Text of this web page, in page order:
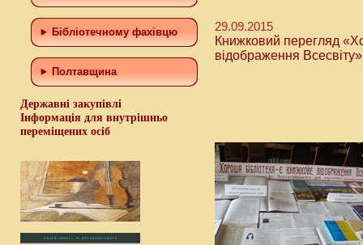
Бiблiотечному фахiвцю
Полтавщина
Державні закупівлі
Інформація для внутрішньо
переміщених осіб
29.09.2015
Книжковий перегляд
відображення Всесвіту»